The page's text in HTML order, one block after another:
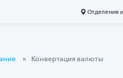
Отделения
Конвертация валюты